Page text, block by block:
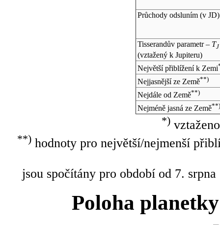
Průchody odsluním (v JD)
Tisserandův parametr – TJ
(vztažený k Jupiteru)
Největší přiblížení k Zemi
Nejjasnější ze Země**)
Nejdále od Země**)
Nejméně jasná ze Země**)
*)
**)hodnoty pro největší/nejmenší
jsou spočítány pro období od 7.
Poloha